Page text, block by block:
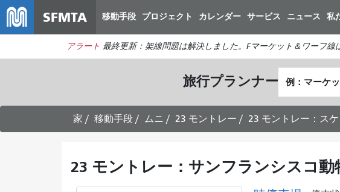
SFMTA 移動手段 プロジェクト カレンダー サービス ニュース 私
アラート 最終更新：架線問題は解決しました。Fマーケット＆ワーフ線
旅行プランナー 出
発
地
点
家 移動手段 ムニ 23 モントレー 23 モントレー：ス
23 モントレー：サンフランシスコ